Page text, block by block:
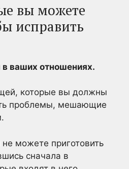
вы можете
исправить
ваших отношениях.
которые вы должны
проблемы, мешающие
можете приготовить
сначала в